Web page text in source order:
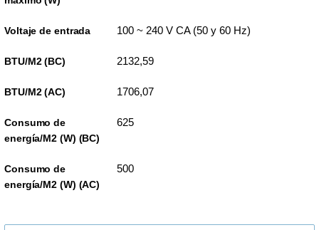
Voltaje de entrada 100 ~ 240 V CA (50 y 60 Hz)
BTU/M2 (BC) 2132,59
BTU/M2 (AC) 1706,07
Consumo de
energía/M2 (W) (BC)
625
Consumo de
energía/M2 (W) (AC)
500